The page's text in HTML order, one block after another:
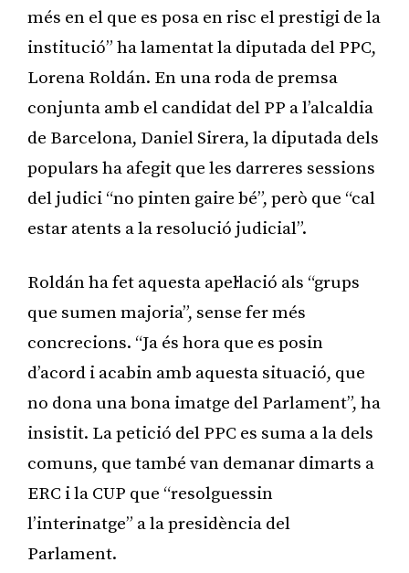
més en el que es posa en risc el prestigi de la
institució” ha lamentat la diputada del PPC,
Lorena Roldán. En una roda de premsa
conjunta amb el candidat del PP a l’alcaldia
de Barcelona, Daniel Sirera, la diputada dels
populars ha afegit que les darreres sessions
del judici “no pinten gaire bé”, però que “cal
estar atents a la resolució judicial”.
Roldán ha fet aquesta apel·lació als “grups
que sumen majoria”, sense fer més
concrecions. “Ja és hora que es posin
d’acord i acabin amb aquesta situació, que
no dona una bona imatge del Parlament”, ha
insistit. La petició del PPC es suma a la dels
comuns, que també van demanar dimarts a
ERC i la CUP que “resolguessin
l’interinatge” a la presidència del
Parlament.